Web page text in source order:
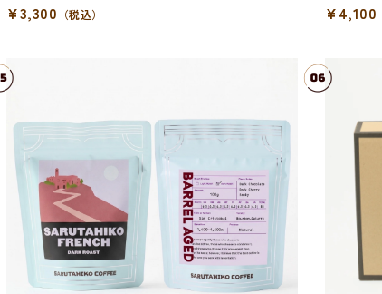
¥3,300 （税込） ¥4,100